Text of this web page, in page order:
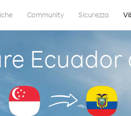
Community Sicurezza